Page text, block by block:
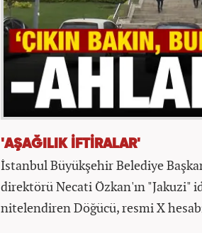
'AŞAĞILIK İFTİRALAR'
İstanbul Büyükşehir Belediye
direktörü Necati Özkan'ın "Jakuzi"
nitelendiren Döğücü, resmi X